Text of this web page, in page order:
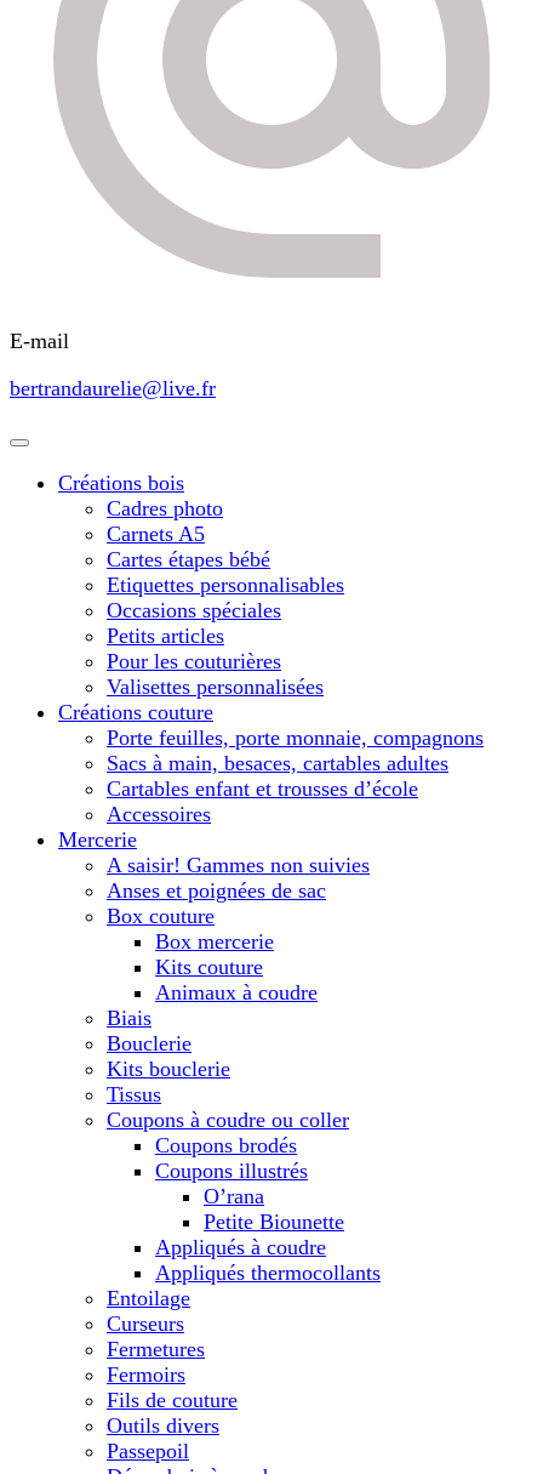
E-mail
bertrandaurelie@live.fr
Créations bois
Cadres photo
Carnets A5
Cartes étapes bébé
Etiquettes personnalisables
Occasions spéciales
Petits articles
Pour les couturières
Valisettes personnalisées
Créations couture
Porte feuilles, porte monnaie, compagnons
Sacs à main, besaces, cartables adultes
Cartables enfant et trousses d’école
Accessoires
Mercerie
A saisir! Gammes non suivies
Anses et poignées de sac
Box couture
Box mercerie
Kits couture
Animaux à coudre
Biais
Bouclerie
Kits bouclerie
Tissus
Coupons à coudre ou coller
Coupons brodés
Coupons illustrés
O’rana
Petite Biounette
Appliqués à coudre
Appliqués thermocollants
Entoilage
Curseurs
Fermetures
Fermoirs
Fils de couture
Outils divers
Passepoil